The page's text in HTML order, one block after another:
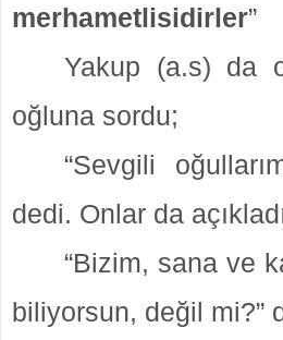
merhametlisidirler”
Yakup (a.s) da
oğluna sordu;
“Sevgili
dedi. Onlar da
“Bizim, sana ve
biliyorsun, değil mi?”